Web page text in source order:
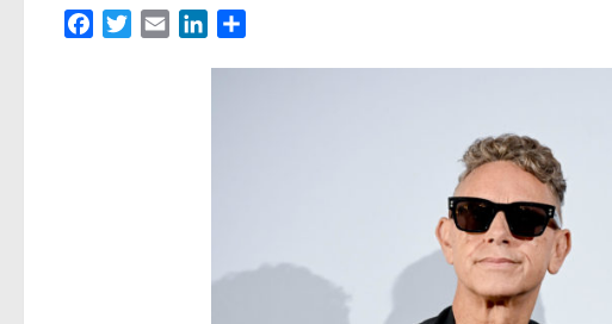
FacebookTwitterEmail LinkedIn